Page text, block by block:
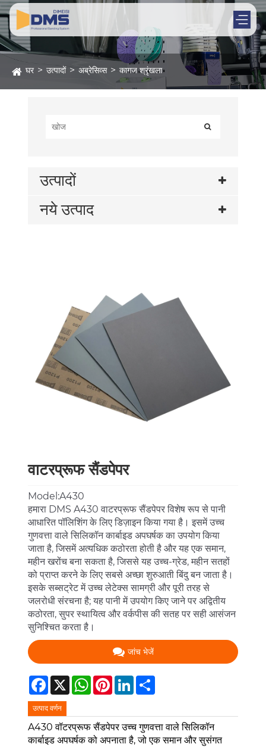
घर उत्पादों अब्रेसिव्स कागज श्रृंखला
उत्पादों
नये उत्पाद
वाटरप्रूफ सैंडपेपर
Model:A430
हमारा DMS A430 वाटरप्रूफ सैंडपेपर विशेष रूप से पानी
आधारित पॉलिशिंग के लिए डिज़ाइन किया गया है। इसमें उच्च
गुणवत्ता वाले सिलिकॉन कार्बाइड अपघर्षक का उपयोग किया
जाता है, जिसमें अत्यधिक कठोरता होती है और यह एक समान,
महीन खरोंच बना सकता है, जिससे यह उच्च-ग्रेड, महीन सतहों
को प्राप्त करने के लिए सबसे अच्छा शुरुआती बिंदु बन जाता है।
इसके सब्सट्रेट में उच्च लेटेक्स सामग्री और पूरी तरह से
जलरोधी संरचना है; यह पानी में उपयोग किए जाने पर अद्वितीय
कठोरता, सुपर स्थायित्व और वर्कपीस की सतह पर सही आसंजन
सुनिश्चित करता है।
जांच भेजें
Facebook
X WhatsApp
Pinterest
LinkedIn
Share
उत्पाद वर्णन
A430 वॉटरप्रूफ सैंडपेपर उच्च गुणवत्ता वाले सिलिकॉन
कार्बाइड अपघर्षक को अपनाता है, जो एक समान और सुसंगत